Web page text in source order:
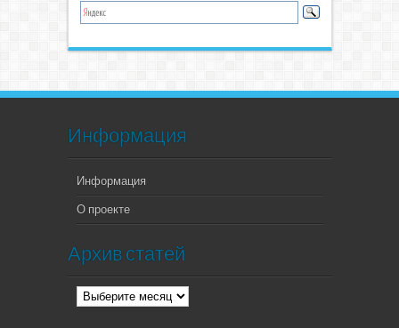
Информация
Информация
О проекте
Архив статей
Архив
статей